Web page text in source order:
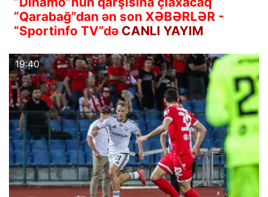
“Qarabağ”dan ən son XƏBƏRLƏR -
“Sportinfo TV”də CANLI YAYIM
19:40